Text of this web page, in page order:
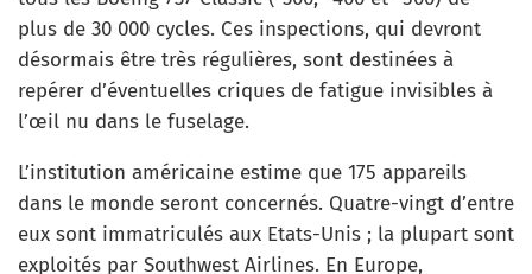
plus de 30 000 cycles. Ces inspections, qui devront
désormais être très régulières, sont destinées à
repérer d’éventuelles criques de fatigue invisibles à
l’œil nu dans le fuselage.
L’institution américaine estime que 175 appareils
dans le monde seront concernés. Quatre-vingt d’entre
eux sont immatriculés aux Etats-Unis ; la plupart sont
exploités par Southwest Airlines. En Europe,